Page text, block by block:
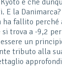
e che
la
ha fallito
trova a -9,2
un
tributo alla